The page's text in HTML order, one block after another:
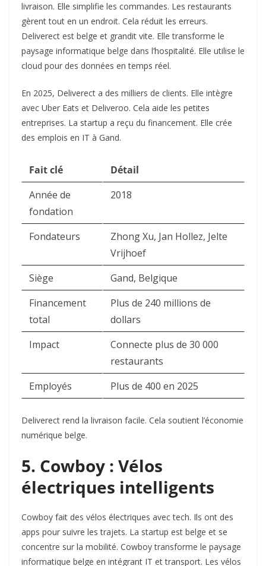
livraison. Elle simplifie les commandes. Les restaurants
gèrent tout en un endroit. Cela réduit les erreurs.
Deliverect est belge et grandit vite. Elle transforme le
paysage informatique belge dans l’hospitalité. Elle utilise le
cloud pour des données en temps réel.
En 2025, Deliverect a des milliers de clients. Elle intègre
avec Uber Eats et Deliveroo. Cela aide les petites
entreprises. La startup a reçu du financement. Elle crée
des emplois en IT à Gand.
Fait clé
Détail
Année de
fondation
2018
Fondateurs
Zhong Xu, Jan Hollez, Jelte
Vrijhoef
Siège
Gand, Belgique
Financement
total
Plus de 240 millions de
dollars
Impact
Connecte plus de 30 000
restaurants
Employés
Plus de 400 en 2025
Deliverect rend la livraison facile. Cela soutient l’économie
numérique belge.
5. Cowboy : Vélos
électriques intelligents
Cowboy fait des vélos électriques avec tech. Ils ont des
apps pour suivre les trajets. La startup est belge et se
concentre sur la mobilité. Cowboy transforme le paysage
informatique belge en intégrant IT et transport. Les vélos